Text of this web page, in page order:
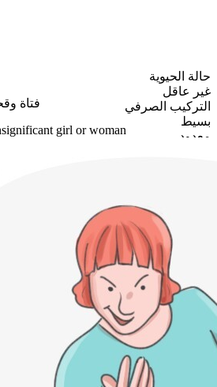
حالة الحيوية
غير عاقل
التركيب الصرفي
بسيط
معدود
فتاة
girl or woman